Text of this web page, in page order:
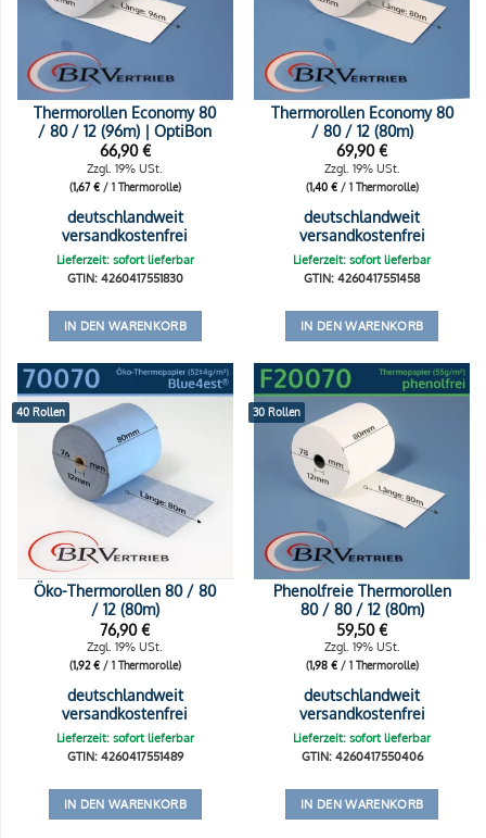
Thermorollen Economy 80
/ 80 / 12 (96m) | OptiBon
66,90€
Zzgl. 19% USt.
(1,67€/ 1 Thermorolle)
deutschlandweit
versandkostenfrei
Lieferzeit: sofort lieferbar
GTIN: 4260417551830
IN DEN WARENKORB
Thermorollen Economy 80
/ 80 / 12 (80m)
69,90€
Zzgl. 19% USt.
(1,40 €/ 1 Thermorolle)
deutschlandweit
versandkostenfrei
Lieferzeit: sofort lieferbar
GTIN: 4260417551458
IN DEN WARENKORB
40 Rollen
Öko-Thermorollen 80 / 80
/ 12 (80m)
76,90€
Zzgl. 19% USt.
(1,92€/ 1 Thermorolle)
deutschlandweit
versandkostenfrei
Lieferzeit: sofort lieferbar
GTIN: 4260417551489
IN DEN WARENKORB
30 Rollen
Phenolfreie Thermorollen
80 / 80 / 12 (80m)
59,50€
Zzgl. 19% USt.
(1,98 €/ 1 Thermorolle)
deutschlandweit
versandkostenfrei
Lieferzeit: sofort lieferbar
GTIN: 4260417550406
IN DEN WARENKORB